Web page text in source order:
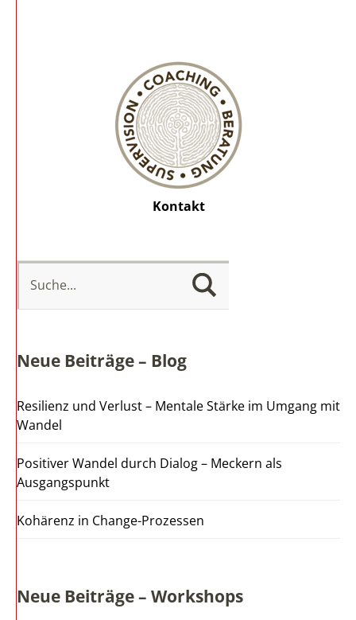
Kontakt
Neue Beiträge – Blog
Resilienz und Verlust – Mentale Stärke im Umgang mit
Wandel
Positiver Wandel durch Dialog – Meckern als
Ausgangspunkt
Kohärenz in Change-Prozessen
Neue Beiträge – Workshops